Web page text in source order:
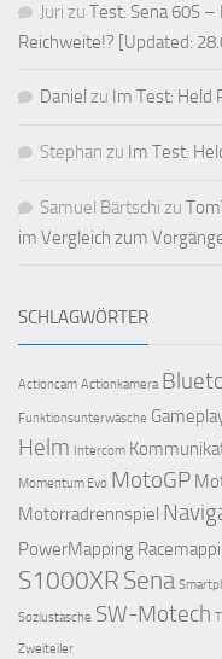
Juri zu Test: Sena 60S
Reichweite!? [Updated:
Daniel zu Im Test: Held
Stephan zu Im Test:
Samuel Bärtschi zu
im Vergleich zum
SCHLAGWÖRTER
Actioncam Actionkamera
Funktionsunterwäsche
Helm Intercom
Momentum Evo MotoGP
Motorradrennspiel
PowerMapping
S1000XR Sena
Soziustasche SW-Motech
Zweiteiler